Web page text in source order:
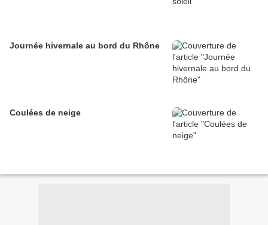
Journée hivernale au bord du Rhône
Coulées de neige